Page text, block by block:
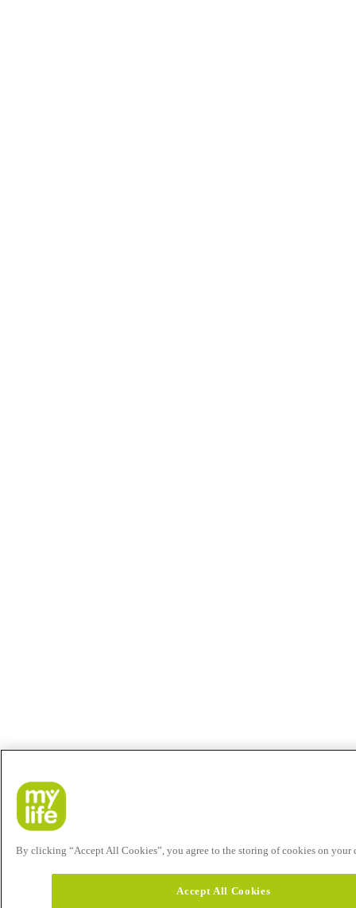
By clicking “Accept All Cookies”, you agree to the storing of cookies on your
Accept All Cookies